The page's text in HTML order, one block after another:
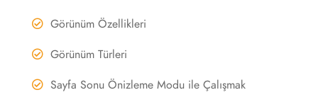
Görünüm Özellikleri
Görünüm Türleri
Sayfa Sonu Önizleme Modu ile Çalışmak